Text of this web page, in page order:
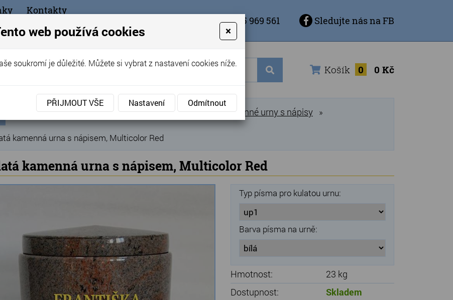
Kontakty
+420 725 969 561 Sledujte nás na FB
- Telč
Košík 0 0 Kč
Produkty » Hřbitovní doplňky » Hřbitovní urny » Kamenné urny s nápisy »
kamenná urna s nápisem, Multicolor Red
kamenná urna s nápisem, Multicolor Red
Typ písma pro kulatou urnu:
Barva písma na urně:
Hmotnost:
23 kg
Dostupnost:
Skladem
web používá cookies ×
soukromí je důležité. Můžete si vybrat z nastavení cookies níže.
PŘIJMOUT VŠE Nastavení Odmítnout